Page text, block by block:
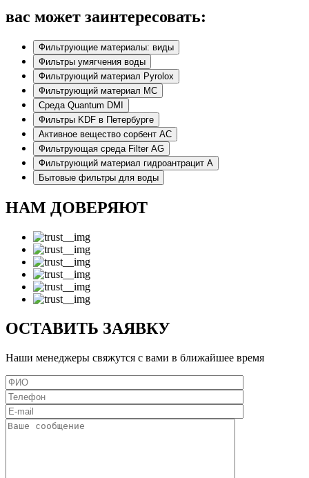
вас может заинтересовать:
Фильтрующие материалы: виды
Фильтры умягчения воды
Фильтрующий материал Pyrolox
Фильтрующий материал МС
Среда Quantum DMI
Фильтры KDF в Петербурге
Активное вещество сорбент АС
Фильтрующая среда Filter AG
Фильтрующий материал гидроантрацит А
Бытовые фильтры для воды
НАМ ДОВЕРЯЮТ
ОСТАВИТЬ ЗАЯВКУ
Наши менеджеры свяжутся с вами в ближайшее время